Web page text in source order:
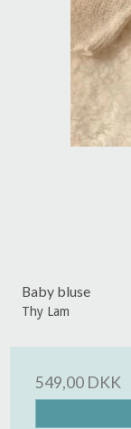
Baby bluse
Thy Lam
549,00 DKK